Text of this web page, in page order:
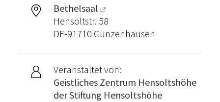
Bethelsaal
Hensoltstr. 58
DE-91710 Gunzenhausen
Veranstaltet von:
Geistliches Zentrum Hensoltshöhe
der Stiftung Hensoltshöhe